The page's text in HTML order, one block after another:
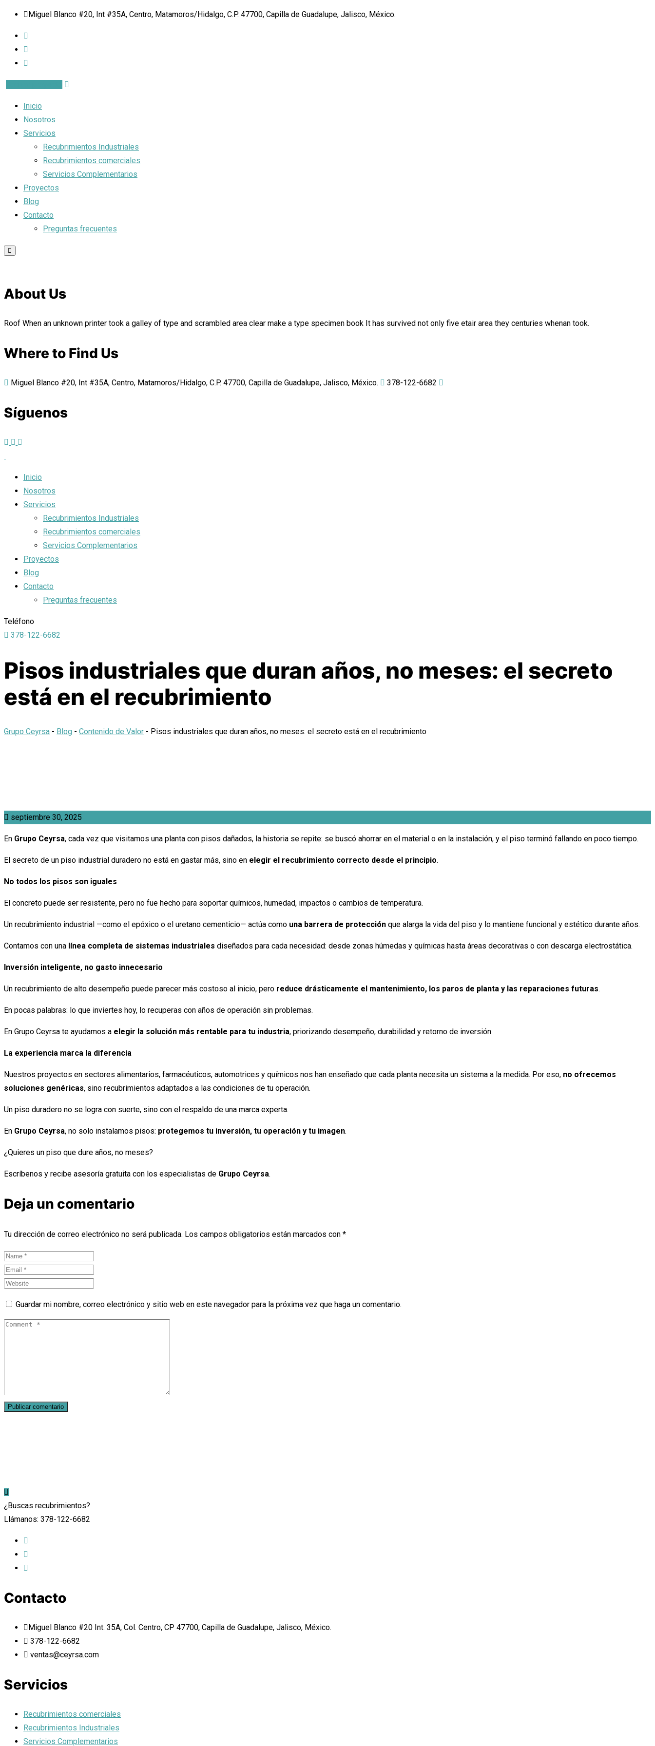
Miguel Blanco #20, Int #35A, Centro, Matamoros/Hidalgo, C.P. 47700, Capilla de Guadalupe, Jalisco, México.
Inicio
Nosotros
Servicios
Recubrimientos Industriales
Recubrimientos comerciales
Servicios Complementarios
Proyectos
Blog
Contacto
Preguntas frecuentes
About Us
Roof When an unknown printer took a galley of type and scrambled area clear make a type specimen book It has survived not only five etair area they centuries whenan took.
Where to Find Us
Miguel Blanco #20, Int #35A, Centro, Matamoros/Hidalgo, C.P. 47700, Capilla de Guadalupe, Jalisco, México. 378-122-6682
Síguenos
Inicio
Nosotros
Servicios
Recubrimientos Industriales
Recubrimientos comerciales
Servicios Complementarios
Proyectos
Blog
Contacto
Preguntas frecuentes
Teléfono
378-122-6682
Pisos industriales que duran años, no meses: el secreto
está en el recubrimiento
Grupo Ceyrsa - Blog - Contenido de Valor - Pisos industriales que duran años, no meses: el secreto está en el recubrimiento
septiembre 30, 2025
En Grupo Ceyrsa, cada vez que visitamos una planta con pisos dañados, la historia se repite: se buscó ahorrar en el material o en la instalación, y el piso terminó fallando en poco tiempo.
El secreto de un piso industrial duradero no está en gastar más, sino en elegir el recubrimiento correcto desde el principio.
No todos los pisos son iguales
El concreto puede ser resistente, pero no fue hecho para soportar químicos, humedad, impactos o cambios de temperatura.
Un recubrimiento industrial —como el epóxico o el uretano cementicio— actúa como una barrera de protección que alarga la vida del piso y lo mantiene funcional y estético durante años.
Contamos con una línea completa de sistemas industriales diseñados para cada necesidad: desde zonas húmedas y químicas hasta áreas decorativas o con descarga electrostática.
Inversión inteligente, no gasto innecesario
Un recubrimiento de alto desempeño puede parecer más costoso al inicio, pero reduce drásticamente el mantenimiento, los paros de planta y las reparaciones futuras.
En pocas palabras: lo que inviertes hoy, lo recuperas con años de operación sin problemas.
En Grupo Ceyrsa te ayudamos a elegir la solución más rentable para tu industria, priorizando desempeño, durabilidad y retorno de inversión.
La experiencia marca la diferencia
Nuestros proyectos en sectores alimentarios, farmacéuticos, automotrices y químicos nos han enseñado que cada planta necesita un sistema a la medida. Por eso, no ofrecemos
soluciones genéricas, sino recubrimientos adaptados a las condiciones de tu operación.
Un piso duradero no se logra con suerte, sino con el respaldo de una marca experta.
En Grupo Ceyrsa, no solo instalamos pisos: protegemos tu inversión, tu operación y tu imagen.
¿Quieres un piso que dure años, no meses?
Escríbenos y recibe asesoría gratuita con los especialistas de Grupo Ceyrsa.
Deja un comentario
Tu dirección de correo electrónico no será publicada. Los campos obligatorios están marcados con *
Guardar mi nombre, correo electrónico y sitio web en este navegador para la próxima vez que haga un comentario.
¿Buscas recubrimientos?
Llámanos: 378-122-6682
Contacto
Miguel Blanco #20 Int. 35A, Col. Centro, CP 47700, Capilla de Guadalupe, Jalisco, México.
378-122-6682
ventas@ceyrsa.com
Servicios
Recubrimientos comerciales
Recubrimientos Industriales
Servicios Complementarios